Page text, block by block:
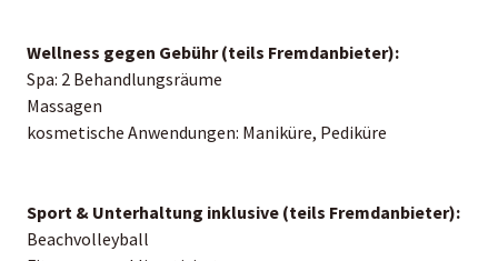
Wellness gegen Gebühr (teils Fremdanbieter):
Spa: 2 Behandlungsräume
Massagen
kosmetische Anwendungen: Maniküre, Pediküre
Sport & Unterhaltung inklusive (teils Fremdanbieter):
Beachvolleyball